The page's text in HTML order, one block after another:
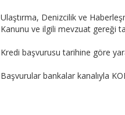
Ulaştırma, Denizcilik ve
Kanunu ve ilgili mevzuat gereği
Kredi başvurusu tarihine göre
Başvurular bankalar kanalıyla